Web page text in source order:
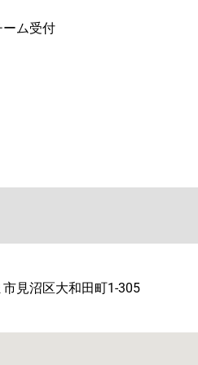
ーム受付
見沼区大和田町1-305